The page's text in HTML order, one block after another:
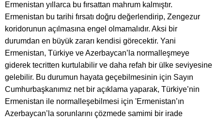
Ermenistan yıllarca bu fırsattan mahrum kalmıştır.
Ermenistan bu tarihi fırsatı doğru değerlendirip, Zengezur
koridorunun açılmasına engel olmamalıdır. Aksi bir
durumdan en büyük zararı kendisi görecektir. Yani
Ermenistan, Türkiye ve Azerbaycan’la normalleşmeye
giderek tecritten kurtulabilir ve daha refah bir ülke seviyesine
gelebilir. Bu durumun hayata geçebilmesinin için Sayın
Cumhurbaşkanımız net bir açıklama yaparak, Türkiye’nin
Ermenistan ile normalleşebilmesi için 'Ermenistan’ın
Azerbaycan’la sorunlarını çözmede samimi bir irade